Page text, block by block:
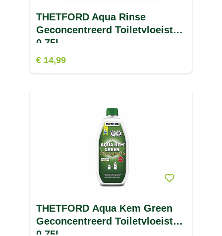
THETFORD Aqua Rinse
Geconcentreerd Toiletvloeistof
0.75L
€ 14,99
THETFORD Aqua Kem Green
Geconcentreerd Toiletvloeistof